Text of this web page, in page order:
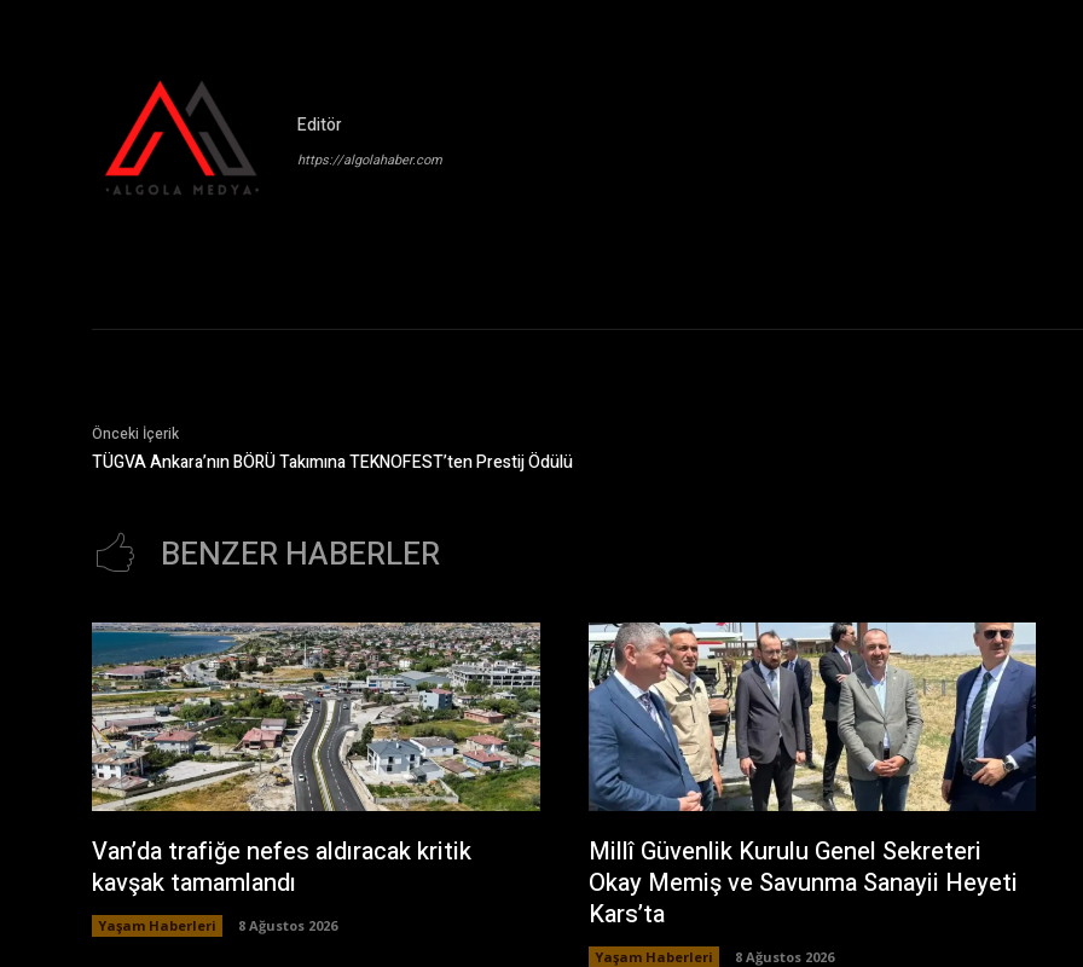
Editör
https://algolahaber.com
Önceki İçerik
TÜGVA Ankara’nın BÖRÜ Takımına TEKNOFEST’ten Prestij Ödülü
BENZER HABERLER
Van’da trafiğe nefes aldıracak kritik
kavşak tamamlandı
Yaşam Haberleri 8 Ağustos 2026
Millî Güvenlik Kurulu Genel Sekreteri
Okay Memiş ve Savunma Sanayii Heyeti
Kars’ta
Yaşam Haberleri 8 Ağustos 2026